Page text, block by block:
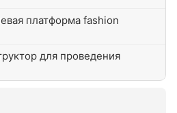
платформа fashion
для проведения